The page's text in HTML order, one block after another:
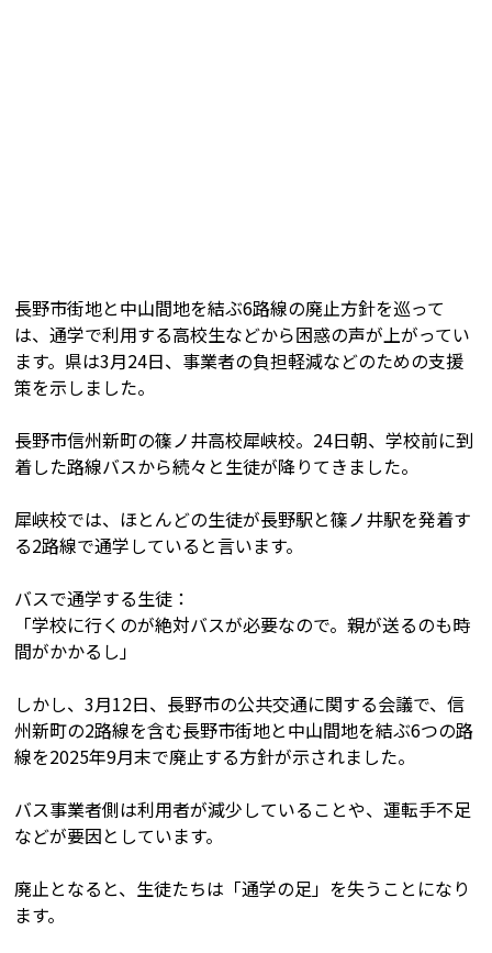
長野市街地と中山間地を結ぶ6路線の廃止方針を巡って
は、通学で利用する高校生などから困惑の声が上がってい
ます。県は3月24日、事業者の負担軽減などのための支援
策を示しました。
長野市信州新町の篠ノ井高校犀峡校。24日朝、学校前に到
着した路線バスから続々と生徒が降りてきました。
犀峡校では、ほとんどの生徒が長野駅と篠ノ井駅を発着す
る2路線で通学していると言います。
バスで通学する生徒：
「学校に行くのが絶対バスが必要なので。親が送るのも時
間がかかるし」
しかし、3月12日、長野市の公共交通に関する会議で、信
州新町の2路線を含む長野市街地と中山間地を結ぶ6つの路
線を2025年9月末で廃止する方針が示されました。
バス事業者側は利用者が減少していることや、運転手不足
などが要因としています。
廃止となると、生徒たちは「通学の足」を失うことになり
ます。